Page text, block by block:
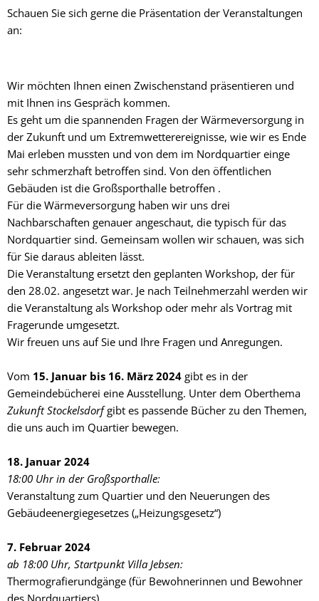
Schauen Sie sich gerne die Präsentation der Veranstaltungen
an:
Wir möchten Ihnen einen Zwischenstand präsentieren und
mit Ihnen ins Gespräch kommen.
Es geht um die spannenden Fragen der Wärmeversorgung in
der Zukunft und um Extremwetterereignisse, wie wir es Ende
Mai erleben mussten und von dem im Nordquartier einge
sehr schmerzhaft betroffen sind. Von den öffentlichen
Gebäuden ist die Großsporthalle betroffen .
Für die Wärmeversorgung haben wir uns drei
Nachbarschaften genauer angeschaut, die typisch für das
Nordquartier sind. Gemeinsam wollen wir schauen, was sich
für Sie daraus ableiten lässt.
Die Veranstaltung ersetzt den geplanten Workshop, der für
den 28.02. angesetzt war. Je nach Teilnehmerzahl werden wir
die Veranstaltung als Workshop oder mehr als Vortrag mit
Fragerunde umgesetzt.
Wir freuen uns auf Sie und Ihre Fragen und Anregungen.
Vom 15. Januar bis 16. März 2024 gibt es in der
Gemeindebücherei eine Ausstellung. Unter dem Oberthema
Zukunft Stockelsdorfgibt es passende Bücher zu den Themen,
die uns auch im Quartier bewegen.
18. Januar 2024
18:00 Uhr in der Großsporthalle:
Veranstaltung zum Quartier und den Neuerungen des
Gebäudeenergie­geset­zes („Heizungsgesetz“)
7. Februar 2024
ab 18:00 Uhr, Startpunkt Villa Jebsen:
Thermografierundgänge (für Bewohner­innen und Bewohner
des Nordquar­tiers).